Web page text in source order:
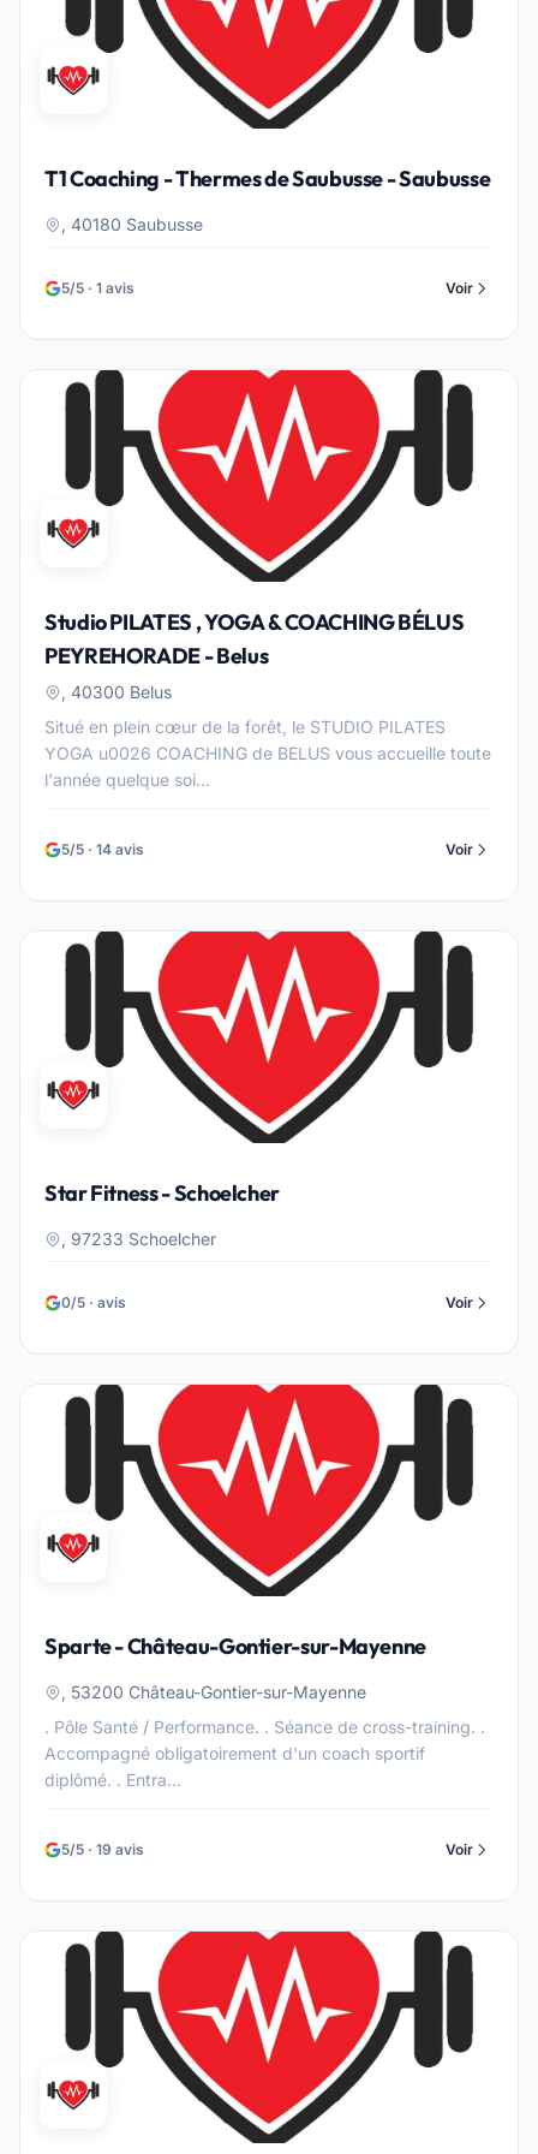
T1 Coaching - Thermes de Saubusse - Saubusse
, 40180 Saubusse
5/5 · 1 avis Voir
Studio PILATES , YOGA & COACHING BÉLUS
PEYREHORADE - Belus
, 40300 Belus
Situé en plein cœur de la forêt, le STUDIO PILATES
YOGA u0026 COACHING de BELUS vous accueille toute
l'année quelque soi...
5/5 · 14 avis Voir
Star Fitness - Schoelcher
, 97233 Schoelcher
0/5 · avis Voir
Sparte - Château-Gontier-sur-Mayenne
, 53200 Château-Gontier-sur-Mayenne
. Pôle Santé / Performance. . Séance de cross-training. .
Accompagné obligatoirement d'un coach sportif
diplômé. . Entra...
5/5 · 19 avis Voir